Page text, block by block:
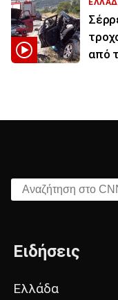
από
Αναζήτηση στο
Ειδήσεις
Ελλάδα